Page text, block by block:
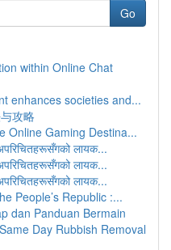
Go
within Online Chat
enhances societies and...
攻略
Online Gaming Destina...
लायक...
लायक...
लायक...
People’s Republic :...
dan Panduan Bermain
Day Rubbish Removal